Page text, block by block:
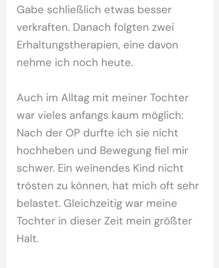
Gabe schließlich etwas besser
verkraften. Danach folgten zwei
Erhaltungstherapien, eine davon
nehme ich noch heute.
Auch im Alltag mit meiner Tochter
war vieles anfangs kaum möglich:
Nach der OP durfte ich sie nicht
hochheben und Bewegung fiel mir
schwer. Ein weinendes Kind nicht
trösten zu können, hat mich oft sehr
belastet. Gleichzeitig war meine
Tochter in dieser Zeit mein größter
Halt.